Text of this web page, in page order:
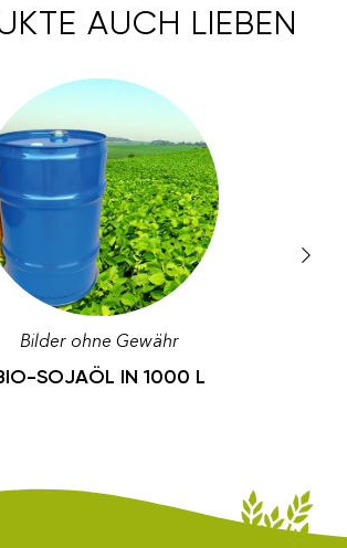
AUCH LIEBEN
Bilder ohne Gewähr
SOJAÖL IN 1000 L